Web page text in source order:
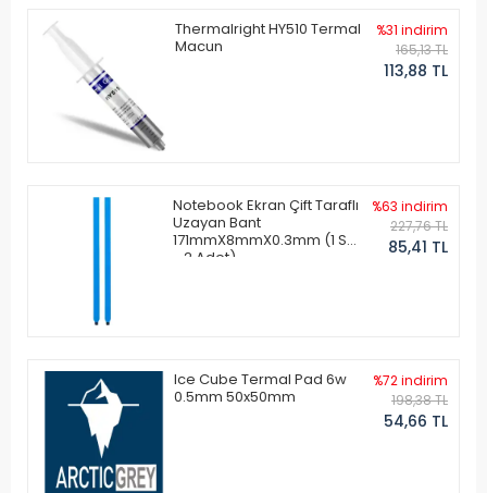
Thermalright HY510 Termal
Macun
%31 indirim
165,13 TL
113,88 TL
Notebook Ekran Çift Taraflı
Uzayan Bant
171mmX8mmX0.3mm (1 Set
- 2 Adet)
%63 indirim
227,76 TL
85,41 TL
Ice Cube Termal Pad 6w
0.5mm 50x50mm
%72 indirim
198,38 TL
54,66 TL